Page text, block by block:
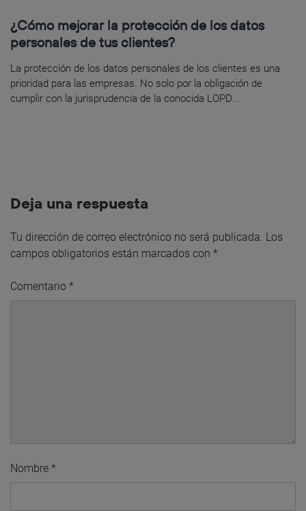
¿Cómo mejorar la protección de los datos
personales de tus clientes?
La protección de los datos personales de los clientes es una
prioridad para las empresas. No solo por la obligación de
cumplir con la jurisprudencia de la conocida LOPD...
Deja una respuesta
Tu dirección de correo electrónico no será publicada. Los
campos obligatorios están marcados con *
Comentario *
Nombre *